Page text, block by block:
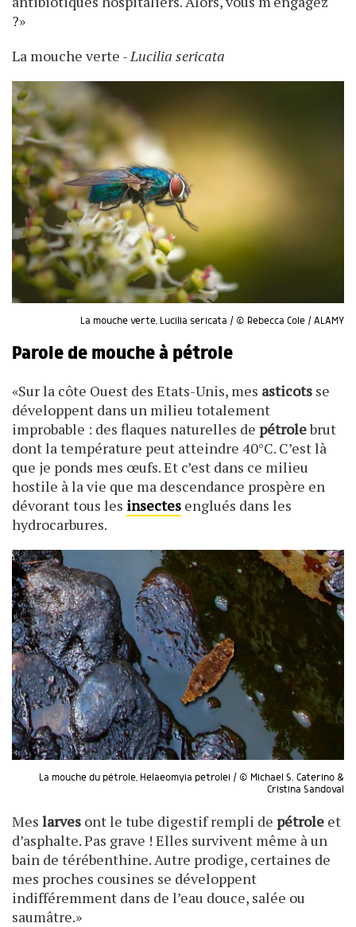
?»
La mouche verte -Lucilia sericata
La mouche verte, Lucilia sericata / © Rebecca Cole / ALAMY
Parole de mouche à pétrole
«Sur la côte Ouest des Etats-Unis, mes asticots se
développent dans un milieu totalement
improbable : des flaques naturelles de pétrolebrut
dont la température peut atteindre 40°C. C’est là
que je ponds mes œufs. Et c’est dans ce milieu
hostile à la vie que ma descendance prospère en
dévorant tous les insectes englués dans les
hydrocarbures.
La mouche du pétrole, Helaeomyia petrolei / © Michael S. Caterino &
Cristina Sandoval
Mes larves ont le tube digestif rempli de pétrole et
d’asphalte. Pas grave ! Elles survivent même à un
bain de térébenthine. Autre prodige, certaines de
mes proches cousines se développent
indifféremment dans de l’eau douce, salée ou
saumâtre.»